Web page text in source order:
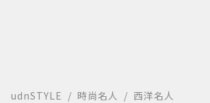
udnSTYLE 時尚名人 西洋名人